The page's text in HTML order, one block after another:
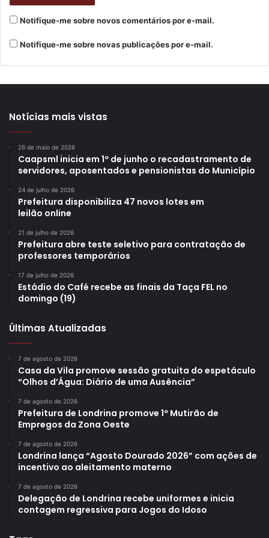
O presidente da FEL, Marcelo Oguido, também é técnico
de caratê e treinador da Seleção Brasileira. Ele ressaltou
que aprender arte marcial contribui para o
desenvolvimento da criança, em diversas áreas, e
parabenizou a Secretaria Municipal de Educação por
incluir esse esporte na rede municipal. “Isso é
transformador na vida das crianças, e fará toda a diferença
para cada um deles”, enfatizou.
Sobre a apresentação dos caratecas, que já representam o
vários começaram ainda crianças. “Esses atletas treinam
comigo há 20 anos e hoje também integram a Seleção
Brasileira. E começaram em projetos sociais, como atletas
já foram beneficiados pelo patrocínio da Prefeitura, e isso
só prova a importância do apoio e incentivo que essas
crianças vão receber aqui e nas demais escolas”,
complementou.
Notifique-me sobre novos comentários por e-mail.
Notifique-me sobre novas publicações por e-mail.
Notícias mais vistas
26 de maio de 2026
Caapsml inicia em 1º de junho o recadastramento de
servidores, aposentados e pensionistas do Município
24 de julho de 2026
Prefeitura disponibiliza 47 novos lotes em
leilão online
21 de julho de 2026
Prefeitura abre teste seletivo para contratação de
professores temporários
17 de julho de 2026
Estádio do Café recebe as finais da Taça FEL no
domingo (19)
Últimas Atualizadas
7 de agosto de 2026
Casa da Vila promove sessão gratuita do espetáculo
“Olhos d’Água: Diário de uma Ausência”
7 de agosto de 2026
Prefeitura de Londrina promove 1º Mutirão de
Empregos da Zona Oeste
7 de agosto de 2026
Londrina lança “Agosto Dourado 2026” com ações de
incentivo ao aleitamento materno
7 de agosto de 2026
Delegação de Londrina recebe uniformes e inicia
contagem regressiva para Jogos do Idoso